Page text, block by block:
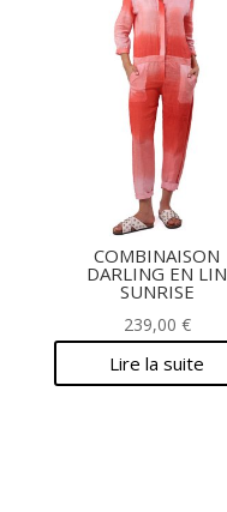
COMBINAISON
DARLING EN LIN
SUNRISE
239,00 €
Lire la suite